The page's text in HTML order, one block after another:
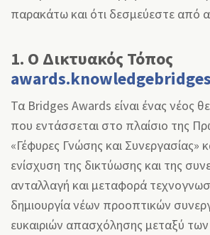
παρακάτω και ότι δεσμεύεστε από
1. Ο Δικτυακός Τόπος
Τα Bridges Awards είναι ένας νέος
που εντάσσεται στο πλαίσιο της
«Γέφυρες Γνώσης και Συνεργασίας»
ενίσχυση της δικτύωσης και της
ανταλλαγή και μεταφορά
δημιουργία νέων προοπτικών
ευκαιριών απασχόλησης μεταξύ